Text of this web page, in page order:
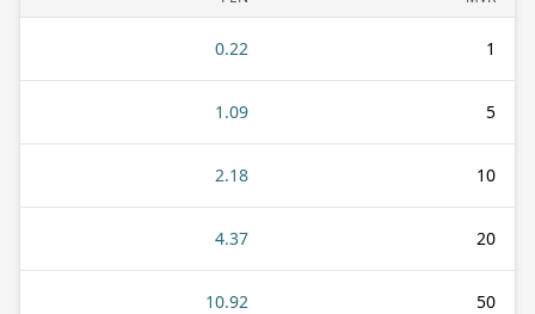
1
0.22
5
1.09
10
2.18
20
4.37
50
10.92